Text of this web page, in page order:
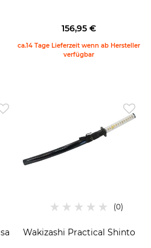
156,95 €
ca.14 Tage Lieferzeit wenn ab Hersteller
verfügbar
Wakizashi Practical Shinto